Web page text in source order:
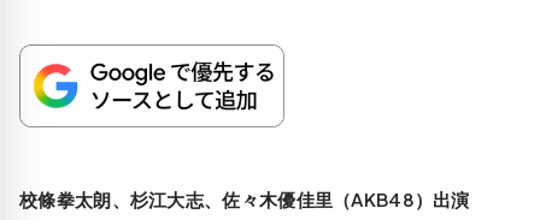
校條拳太朗、杉江大志、佐々木優佳里（AKB48）出演